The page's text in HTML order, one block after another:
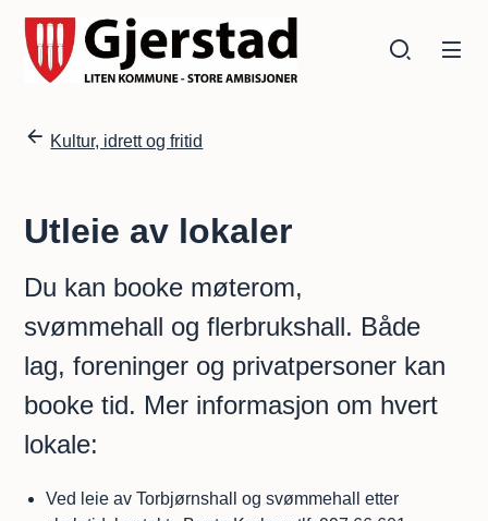
Gjerstad kommune
Du er her:
Kultur, idrett og fritid
Utleie av lokaler
Du kan booke møterom,
svømmehall og flerbrukshall. Både
lag, foreninger og privatpersoner kan
booke tid. Mer informasjon om hvert
lokale:
Ved leie av Torbjørnshall og svømmehall etter